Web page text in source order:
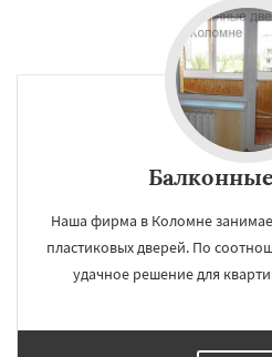
Наша фирма в Коломне
пластиковых дверей. По
удачное решение для